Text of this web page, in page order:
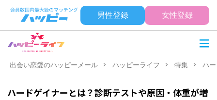
男性登録 女性登録
出会い恋愛のハッピーメール ハッピーライフ 特集 ハ
ハードゲイナーとは？診断テストや原因・体重が増